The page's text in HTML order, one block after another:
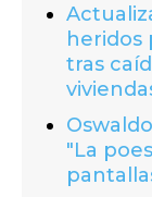
heridos
tras
"La